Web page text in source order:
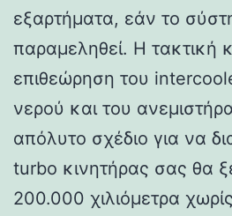
εξαρτήματα, εάν το
παραμεληθεί. Η τακτική
επιθεώρηση του
νερού και του
απόλυτο σχέδιο για να
turbo κινητήρας σας θα
200.000 χιλιόμετρα